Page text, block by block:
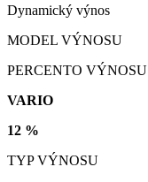
Dynamický výnos
MODEL VÝNOSU
PERCENTO VÝNOSU
VARIO
12 %
TYP VÝNOSU